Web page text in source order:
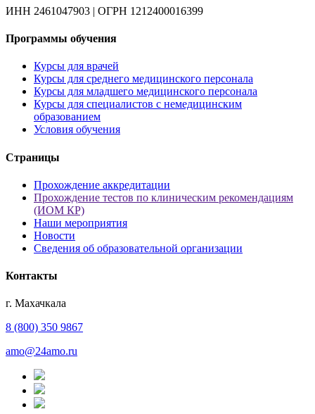
ИНН 2461047903 | ОГРН 1212400016399
Программы обучения
Курсы для врачей
Курсы для среднего медицинского персонала
Курсы для младшего медицинского персонала
Курсы для специалистов с немедицинским
образованием
Условия обучения
Страницы
Прохождение аккредитации
Прохождение тестов по клиническим рекомендациям
(ИОМ КР)
Наши мероприятия
Новости
Сведения об образовательной организации
Контакты
г. Махачкала
8 (800) 350 9867
amo@24amo.ru